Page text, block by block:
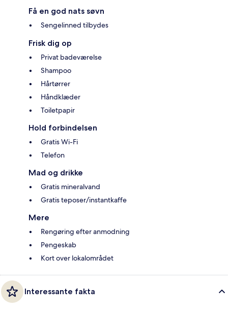
Få en god nats søvn
Sengelinned tilbydes
Frisk dig op
Privat badeværelse
Shampoo
Hårtørrer
Håndklæder
Toiletpapir
Hold forbindelsen
Gratis Wi-Fi
Telefon
Mad og drikke
Gratis mineralvand
Gratis teposer/instantkaffe
Mere
Rengøring efter anmodning
Pengeskab
Kort over lokalområdet
Interessante fakta